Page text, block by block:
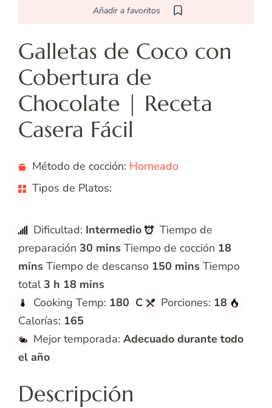
Añadir a favoritos
Galletas de Coco con
Cobertura de
Chocolate | Receta
Casera Fácil
Método de cocción: Horneado
Tipos de Platos:
Dificultad: Intermedio
Tiempo de
preparación 30 mins Tiempo de cocción 18
mins Tiempo de descanso 150 mins Tiempo
total 3 h 18 mins
Cooking Temp: 180 C Porciones: 18
Calorías: 165
Mejor temporada: Adecuado durante todo
el año
Descripción